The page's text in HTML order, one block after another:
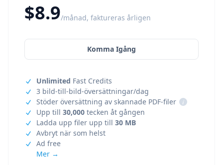
$8.9/månad, faktureras årligen
Komma Igång
Unlimited Fast Credits
3 bild-till-bild-översättningar/dag
Stöder översättning av skannade PDF-filer
i
Upp till 30,000 tecken åt gången
Ladda upp filer upp till 30 MB
Avbryt när som helst
Ad free
Mer →